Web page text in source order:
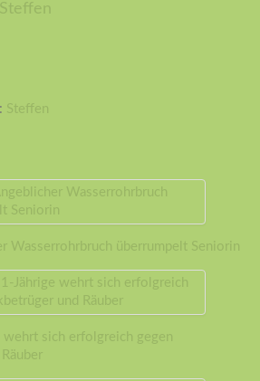
Steffen
Steffen
Wasserrohrbruch überrumpelt Seniorin
wehrt sich erfolgreich gegen